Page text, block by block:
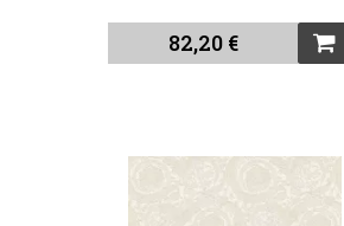
82,20 €